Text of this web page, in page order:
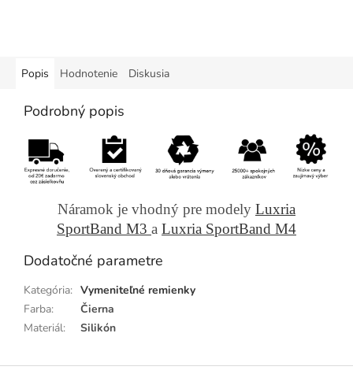
Popis Hodnotenie Diskusia
Podrobný popis
Náramok je vhodný pre modely Luxria
SportBand M3 a Luxria SportBand M4
Dodatočné parametre
Kategória: Vymeniteľné remienky
Farba:
Čierna
Materiál: Silikón
Z